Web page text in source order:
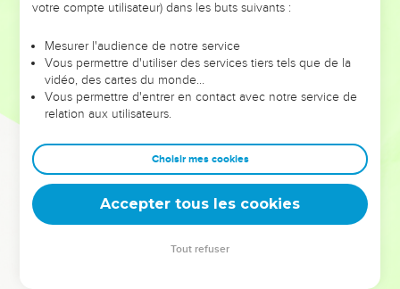
leur foi ou leur vision. Mais on voit moins les doutes, les erreurs
et les saisons difficiles qu'ils ont traversés, alors même que ce
sont elles qui les ont façonnés.
Dans cette conférence, leaders, entrepreneurs, et responsables
clés pour avancer avec plus de sagesse afin que leurs erreurs
deviennent vos tremplins. Que vous guidiez un ministère, une
équipe, un groupe ou une famille, leur expérience est faite
votre compte utilisateur) dans les buts suivants :
Mesurer l'audience de notre service
Vous permettre d'utiliser des services tiers tels que de la
vidéo, des cartes du monde…
Vous permettre d'entrer en contact avec notre service de
relation aux utilisateurs.
Choisir mes cookies
Accepter tous les cookies
Tout refuser